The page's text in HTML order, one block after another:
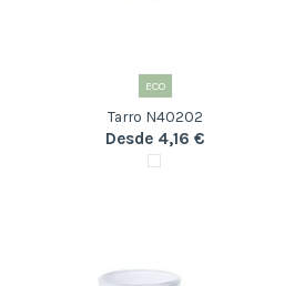
ECO
Tarro N40202
Desde 4,16 €